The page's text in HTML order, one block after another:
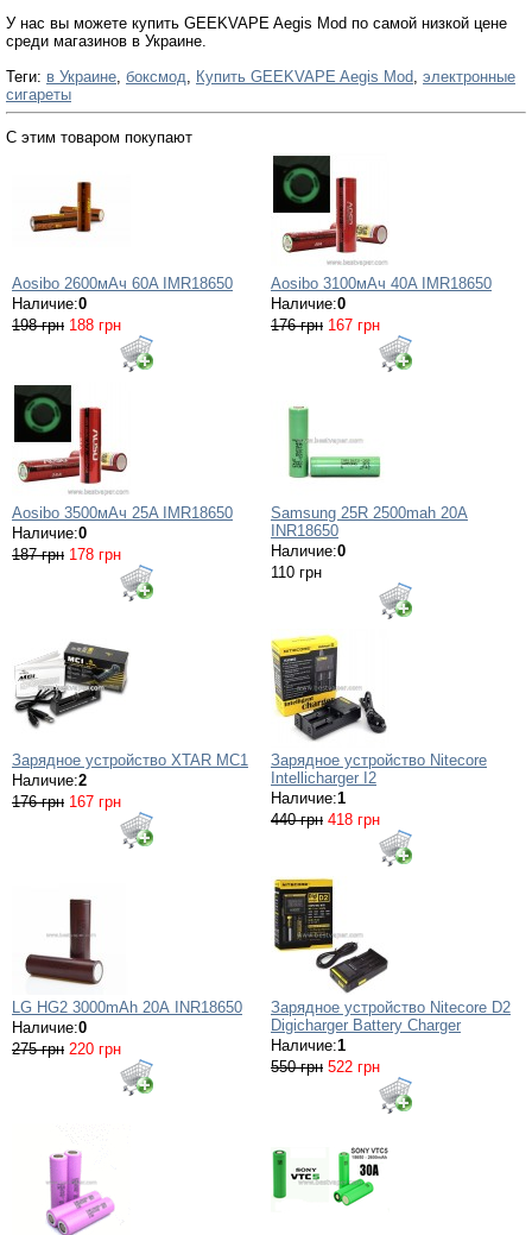
У нас вы можете купить GEEKVAPE Aegis Mod по самой низкой цене
среди магазинов в Украине.
Теги: в Украине, боксмод, Купить GEEKVAPE Aegis Mod, электронные
сигареты
С этим товаром покупают
Aosibo 2600мАч 60A IMR18650
Наличие:0
198 грн 188 грн
Aosibo 3100мАч 40A IMR18650
Наличие:0
176 грн 167 грн
Aosibo 3500мАч 25A IMR18650
Наличие:0
187 грн 178 грн
Samsung 25R 2500mah 20A
INR18650
Наличие:0
110 грн
Зарядное устройство XTAR MC1
Наличие:2
176 грн 167 грн
Зарядное устройство Nitecore
Intellicharger I2
Наличие:1
440 грн 418 грн
LG HG2 3000mAh 20А INR18650
Наличие:0
275 грн 220 грн
Зарядное устройство Nitecore D2
Digicharger Battery Charger
Наличие:1
550 грн 522 грн